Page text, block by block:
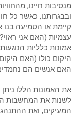
מנסיבות חיינו,
ובבגרותנו, כאשר כל
קיימת או הטמיעה
עצמיות (האם אני
אמונות כלליות
היקום כולו (האם
האם אנשים הם
את האמונות הללו
לשנות את המחשבות
המעיקים, ואת